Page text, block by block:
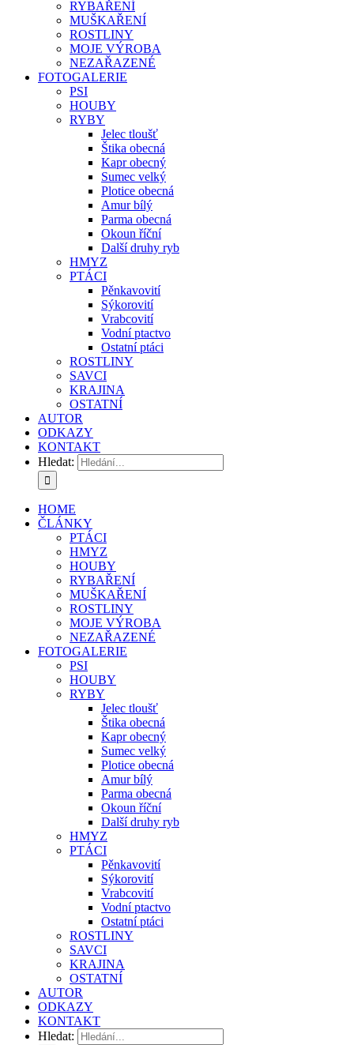
RYBAŘENÍ
MUŠKAŘENÍ
ROSTLINY
MOJE VÝROBA
NEZAŘAZENÉ
FOTOGALERIE
PSI
HOUBY
RYBY
Jelec tloušť
Štika obecná
Kapr obecný
Sumec velký
Plotice obecná
Amur bílý
Parma obecná
Okoun říční
Další druhy ryb
HMYZ
PTÁCI
Pěnkavovití
Sýkorovití
Vrabcovití
Vodní ptactvo
Ostatní ptáci
ROSTLINY
SAVCI
KRAJINA
OSTATNÍ
AUTOR
ODKAZY
KONTAKT
Hledat:
HOME
ČLÁNKY
PTÁCI
HMYZ
HOUBY
RYBAŘENÍ
MUŠKAŘENÍ
ROSTLINY
MOJE VÝROBA
NEZAŘAZENÉ
FOTOGALERIE
PSI
HOUBY
RYBY
Jelec tloušť
Štika obecná
Kapr obecný
Sumec velký
Plotice obecná
Amur bílý
Parma obecná
Okoun říční
Další druhy ryb
HMYZ
PTÁCI
Pěnkavovití
Sýkorovití
Vrabcovití
Vodní ptactvo
Ostatní ptáci
ROSTLINY
SAVCI
KRAJINA
OSTATNÍ
AUTOR
ODKAZY
KONTAKT
Hledat: